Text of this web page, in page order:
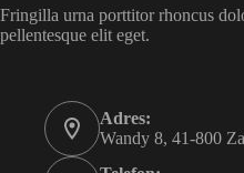
Fringilla urna porttitor rhoncus
pellentesque elit eget.
Adres:
Wandy 8, 41-800